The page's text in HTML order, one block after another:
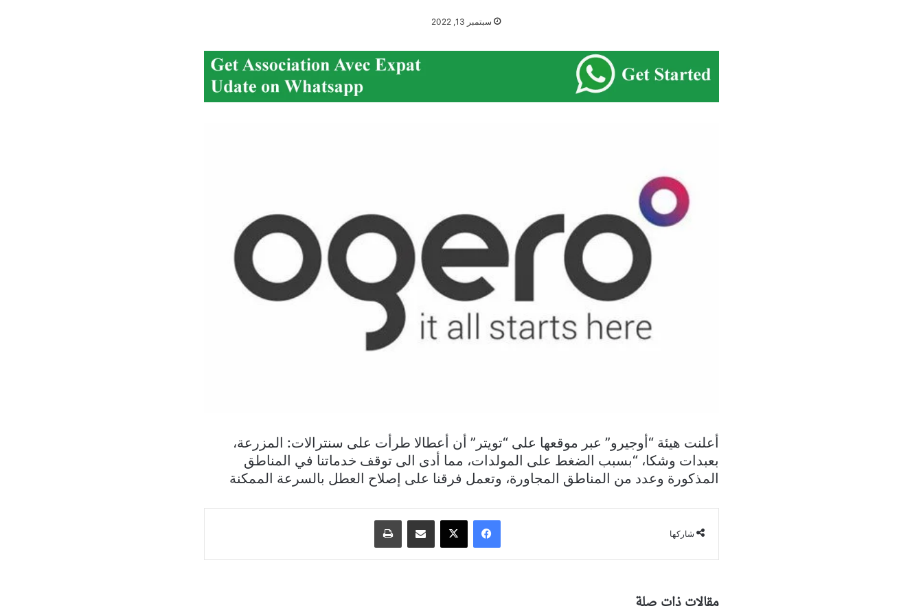
سبتمبر 13, 2022
أعلنت هيئة “أوجيرو” عبر موقعها على “تويتر” أن أعطالا طرأت على سنترالات: المزرعة،
بعبدات وشكا، “بسبب الضغط على المولدات، مما أدى الى توقف خدماتنا في المناطق
المذكورة وعدد من المناطق المجاورة، وتعمل فرقنا على إصلاح العطل بالسرعة الممكنة
شاركها
فيسبوك ‫X مشاركة عبر البريد طباعة
مقالات ذات صلة